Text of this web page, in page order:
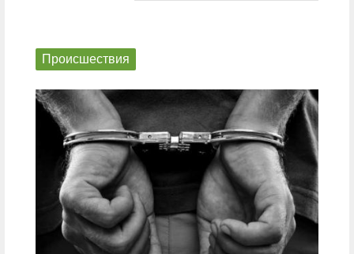
Происшествия